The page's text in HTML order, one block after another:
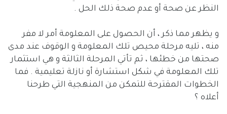
النظر عن صحة أو عدم صحة ذلك الحل .
و يظهر مما ذكر ، أن الحصول على المعلومة أمر لا مفر
منه ، تليه مرحلة محيص تلك المعلومة و الوقوف عند مدى
صحتها من خطئها ، ثم تأتي المرحلة الثالثة و هي استثمار
تلك المعلومة في شكل استشارة أو نازلة تعليمية . فما
الخطوات المقترحة للتمكن من المنهجية التي طرحنا
أعلاه ؟